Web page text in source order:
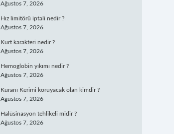
Ağustos 7, 2026
Hız limitörü iptali nedir ?
Ağustos 7, 2026
Kurt karakteri nedir ?
Ağustos 7, 2026
Hemoglobin yıkımı nedir ?
Ağustos 7, 2026
Kuranı Kerimi koruyacak olan kimdir ?
Ağustos 7, 2026
Halüsinasyon tehlikeli midir ?
Ağustos 7, 2026